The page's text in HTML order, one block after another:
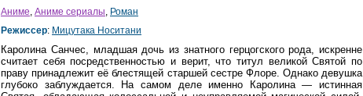
Аниме, Аниме сериалы, Роман
Режиссер: Мицутака Носитани
Каролина Санчес, младшая дочь из знатного герцогского рода, искренне
считает себя посредственностью и верит, что титул великой Святой по
праву принадлежит её блестящей старшей сестре Флоре. Однако девушка
глубоко заблуждается. На самом деле именно Каролина — истинная